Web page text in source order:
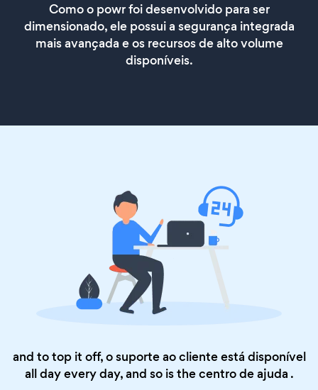
Como o powr foi desenvolvido para ser
dimensionado, ele possui a segurança integrada
mais avançada e os recursos de alto volume
disponíveis.
and to top it off, o suporte ao cliente está disponível
all day every day, and so is thecentro de ajuda .